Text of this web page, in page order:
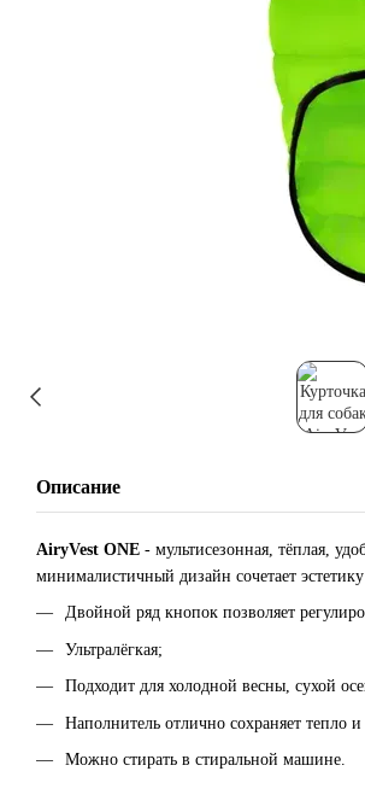
Описание
AiryVest ONE - мультисезонная, тёплая,
минималистичный дизайн сочетает
Двойной ряд кнопок позволяет
Ультралёгкая;
Подходит для холодной весны, сухой
Наполнитель отлично сохраняет тепло
Можно стирать в стиральной машине.